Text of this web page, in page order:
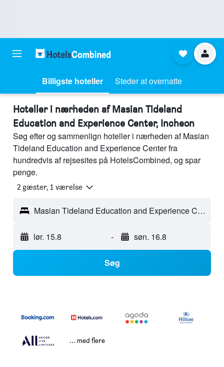
Billigste hoteller Steder at overnatte
Hoteller i nærheden af Masian Tideland
Education and Experience Center, Incheon
Søg efter og sammenlign hoteller i nærheden af Masian
Tideland Education and Experience Center fra
hundredvis af rejsesites på HotelsCombined, og spar
penge.
2 gæster, 1 værelse
Masian Tideland Education and Experience Center - Incheon, Sydkorea
lør. 15.8 - søn. 16.8
Søg
... med flere